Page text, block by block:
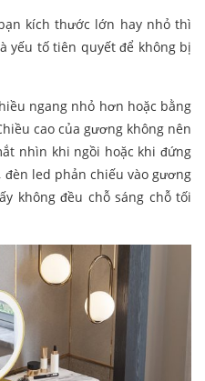
kích thước lớn hay nhỏ thì
yếu tố tiên quyết để không bị
ngang nhỏ hơn hoặc bằng
cao của gương không nên
nhìn khi ngồi hoặc khi đứng
led phản chiếu vào gương
không đều chỗ sáng chỗ tối